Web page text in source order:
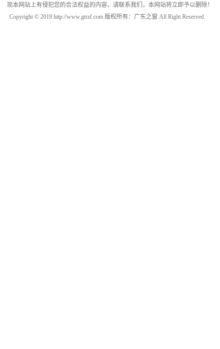
现本网站上有侵犯您的合法权益的内容，请联系我们，本网站将立即予以删除！
Copyright © 2019 http://www.gtrzf.com 版权所有：广东之窗 All Right Reserved.